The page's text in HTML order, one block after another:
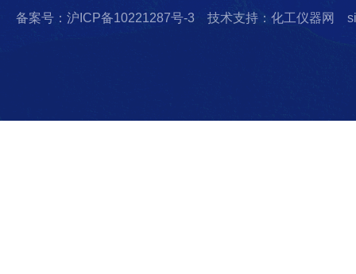
备案号：沪ICP备10221287号-3 技术支持：化工仪器网